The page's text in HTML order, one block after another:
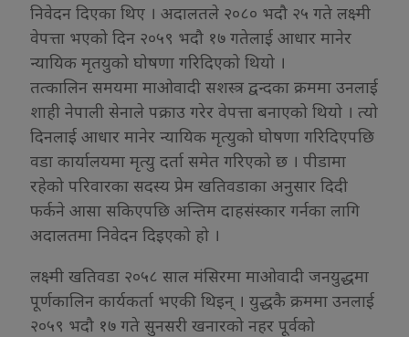
निवेदन दिएका थिए । अदालतले २०८० भदौ २५ गते लक्ष्मी
वेपत्ता भएको दिन २०५९ भदौ १७ गतेलाई आधार मानेर
न्यायिक मृतयुको घोषणा गरिदिएको थियो ।
तत्कालिन समयमा माओवादी सशस्त्र द्वन्दका क्रममा उनलाई
शाही नेपाली सेनाले पक्राउ गरेर वेपत्ता बनाएको थियो । त्यो
दिनलाई आधार मानेर न्यायिक मृत्युको घोषणा गरिदिएपछि
वडा कार्यालयमा मृत्यु दर्ता समेत गरिएको छ । पीडामा
रहेको परिवारका सदस्य प्रेम खतिवडाका अनुसार दिदी
फर्कने आसा सकिएपछि अन्तिम दाहसंस्कार गर्नका लागि
अदालतमा निवेदन दिइएको हो ।
लक्ष्मी खतिवडा २०५८ साल मंसिरमा माओवादी जनयुद्धमा
पूर्णकालिन कार्यकर्ता भएकी थिइन् । युद्धकै क्रममा उनलाई
२०५९ भदौ १७ गते सुनसरी खनारको नहर पूर्वको